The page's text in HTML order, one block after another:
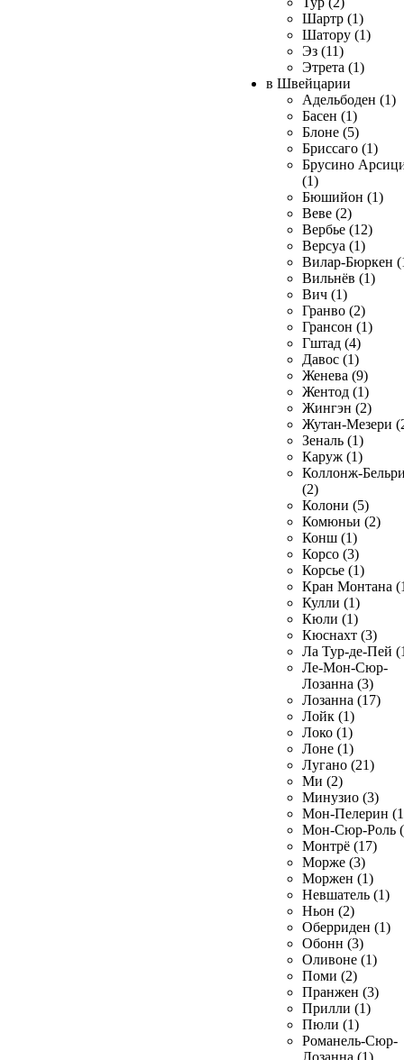
Шартр (1)
Шатору (1)
Эз (11)
Этрета (1)
в Швейцарии
Адельбоден (1)
Басен (1)
Блоне (5)
Бриссаго (1)
Брусино
(1)
Бюшийон (1)
Веве (2)
Вербье (12)
Версуа (1)
Вилар-Бюркен
Вильнёв (1)
Вич (1)
Гранво (2)
Грансон (1)
Гштад (4)
Давос (1)
Женева (9)
Жентод (1)
Жингэн (2)
Жутан-Мезери
Зеналь (1)
Каруж (1)
Коллонж-
(2)
Колони (5)
Комюньи (2)
Конш (1)
Корсо (3)
Корсье (1)
Кран Монтана
Кулли (1)
Кюли (1)
Кюснахт (3)
Ла Тур-де-Пей
Ле-Мон-Сюр-
Лозанна (3)
Лозанна (17)
Лойк (1)
Локо (1)
Лоне (1)
Лугано (21)
Ми (2)
Минузио (3)
Мон-Пелерин
Мон-Сюр-Роль
Монтрё (17)
Морже (3)
Моржен (1)
Невшатель (1)
Ньон (2)
Оберриден (1)
Обонн (3)
Оливоне (1)
Поми (2)
Пранжен (3)
Прилли (1)
Пюли (1)
Романель-Сюр-
Лозанна (1)